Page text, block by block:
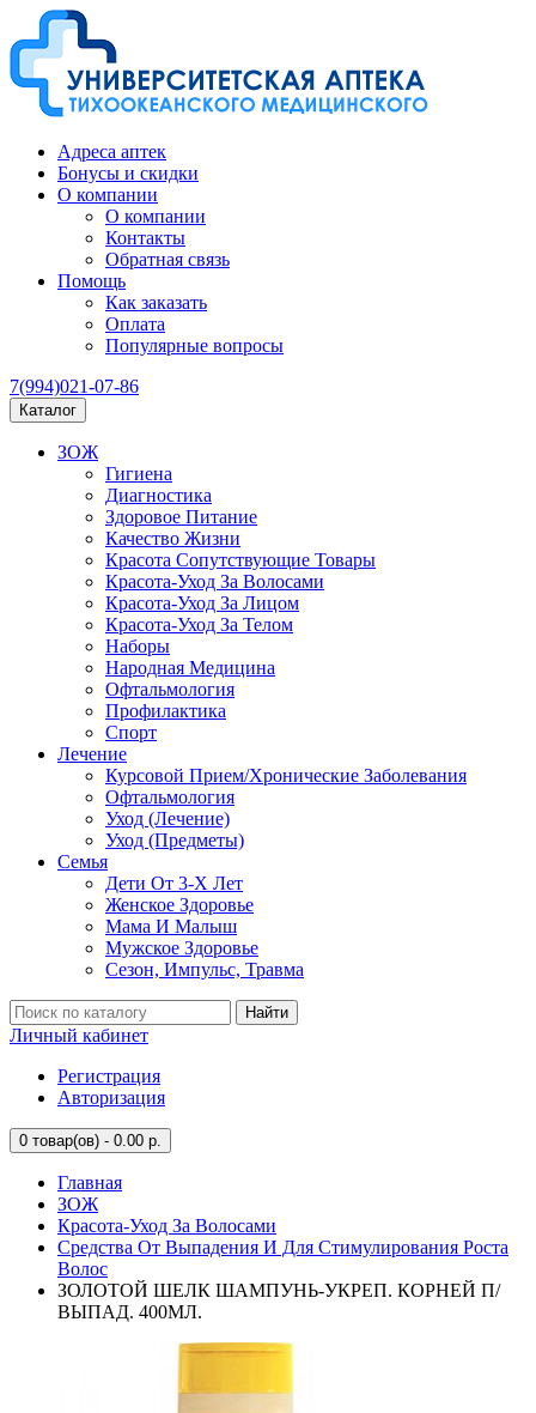
Адреса аптек
Бонусы и скидки
О компании
О компании
Контакты
Обратная связь
Помощь
Как заказать
Оплата
Популярные вопросы
7(994)021-07-86
Каталог
ЗОЖ
Гигиена
Диагностика
Здоровое Питание
Качество Жизни
Красота Сопутствующие Товары
Красота-Уход За Волосами
Красота-Уход За Лицом
Красота-Уход За Телом
Наборы
Народная Медицина
Офтальмология
Профилактика
Спорт
Лечение
Курсовой Прием/Хронические Заболевания
Офтальмология
Уход (Лечение)
Уход (Предметы)
Семья
Дети От 3-Х Лет
Женское Здоровье
Мама И Малыш
Мужское Здоровье
Сезон, Импульс, Травма
Найти
Личный кабинет
Регистрация
Авторизация
0 товар(ов) - 0.00 р.
Главная
ЗОЖ
Красота-Уход За Волосами
Средства От Выпадения И Для Стимулирования Роста
Волос
ЗОЛОТОЙ ШЕЛК ШАМПУНЬ-УКРЕП. КОРНЕЙ П/
ВЫПАД. 400МЛ.